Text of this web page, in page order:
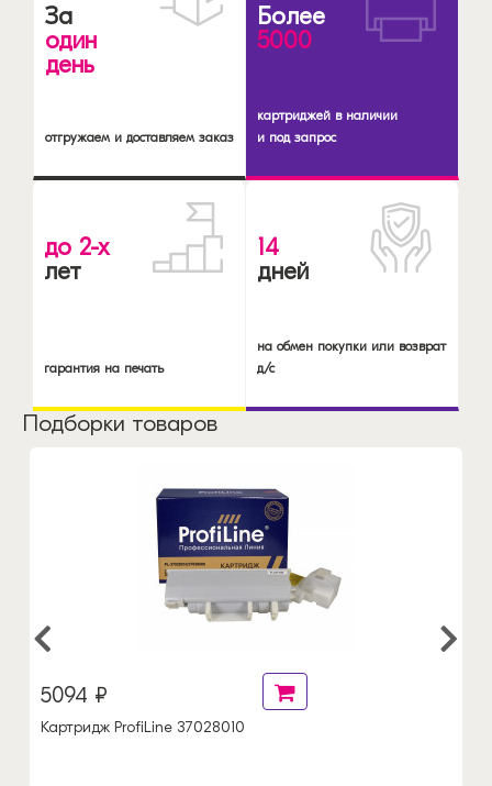
За
один
день
отгружаем и доставляем заказ
Более
5000
картриджей в наличии
и под запрос
до 2-х
лет
гарантия на печать
14
дней
на обмен покупки или возврат
д/с
Подборки товаров
5094 ₽
Картридж ProfiLine 37028010